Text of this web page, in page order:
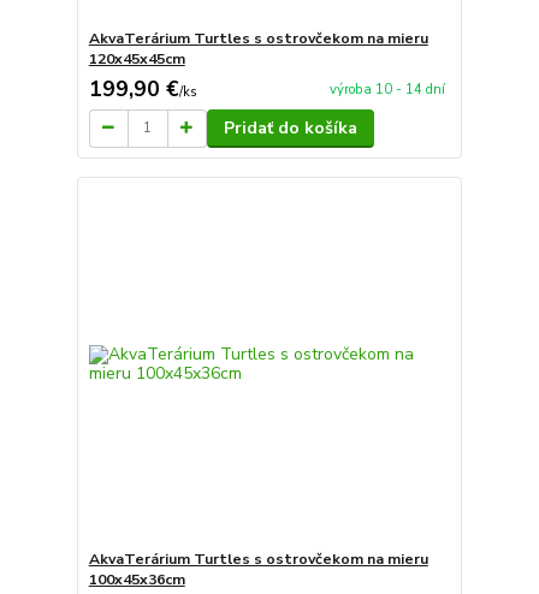
AkvaTerárium Turtles s ostrovčekom na mieru
120x45x45cm
199,90 €/ks výroba 10 - 14 dní
Pridať do košíka
AkvaTerárium Turtles s ostrovčekom na mieru
100x45x36cm